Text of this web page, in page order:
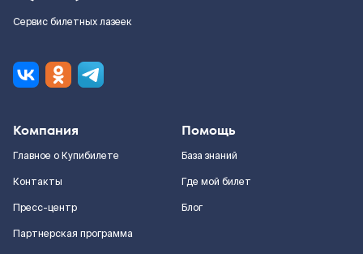
Сервис билетных лазеек
Компания
Главное о Купибилете
Контакты
Пресс-центр
Партнерская программа
Помощь
База знаний
Где мой билет
Блог